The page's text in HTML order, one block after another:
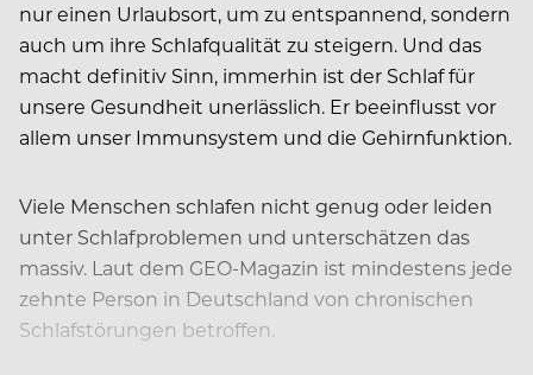
nur einen Urlaubsort, um zu entspannend, sondern
auch um ihre Schlafqualität zu steigern. Und das
macht definitiv Sinn, immerhin ist der Schlaf für
unsere Gesundheit unerlässlich. Er beeinflusst vor
allem unser Immunsystem und die Gehirnfunktion.
Viele Menschen schlafen nicht genug oder leiden
unter Schlafproblemen und unterschätzen das
massiv. Laut dem GEO-Magazin ist mindestens jede
zehnte Person in Deutschland von chronischen
Schlafstörungen betroffen.